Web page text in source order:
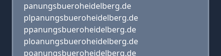
panungsbueroheidelberg.de
plpanungsbueroheidelberg.de
ppanungsbueroheidelberg.de
ploanungsbueroheidelberg.de
poanungsbueroheidelberg.de